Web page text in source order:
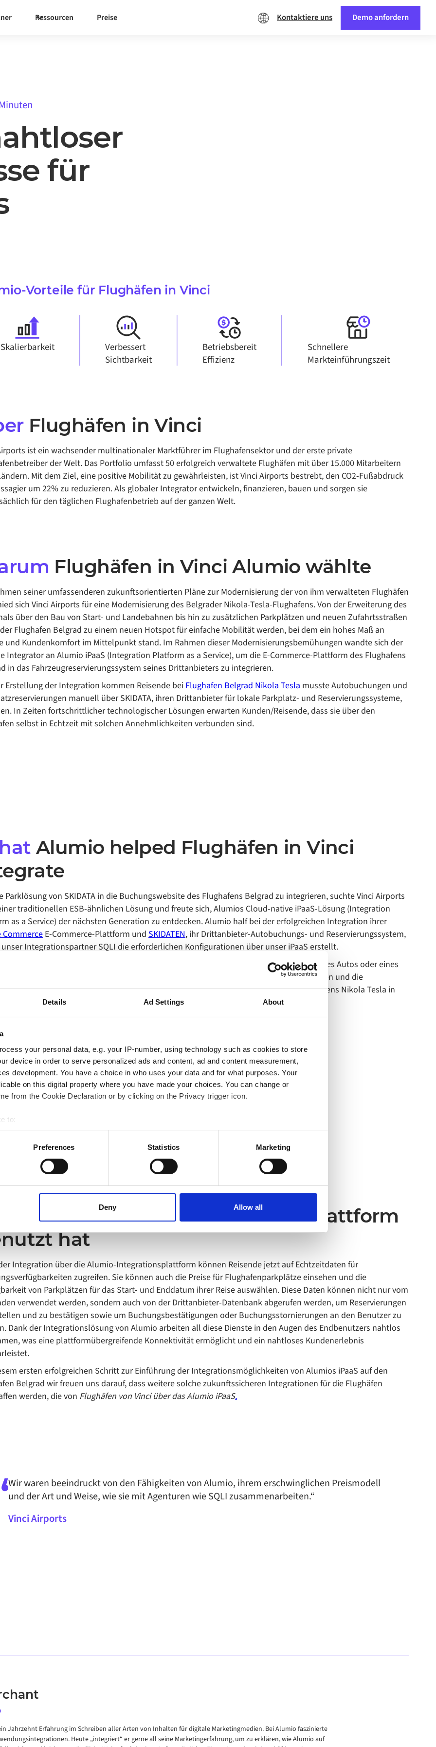
Details Ad Settings About
your personal data, e.g. your IP-number, using technology such as cookies to store
device in order to serve personalized ads and content, ad and content measurement,
development. You have a choice in who uses your data and for what purposes. Your
on this digital property where you have made your choices. You can change or
from the Cookie Declaration or by clicking on the Privacy trigger icon.
to:
your geographical location which can be accurate to within several meters
actively scanning it for specific characteristics (fingerprinting)
personal data is processed and set your preferences in the
changing your browser settings accordingly. This could affect the functioning of the
third-party ad networks for advertising certain Alumio services on the internet
Preferences Statistics Marketing
Deny Allow all
Ressourcen Preise Kontaktiere uns Demo anfordern
für
Vorteile für Flughäfen in Vinci
Skalierbarkeit
Verbessert
Sichtbarkeit
Betriebsbereit
Effizienz
Schnellere
Markteinführungszeit
Flughäfen in Vinci
ist ein wachsender multinationaler Marktführer im Flughafensektor und der erste private
der Welt. Das Portfolio umfasst 50 erfolgreich verwaltete Flughäfen mit über 15.000 Mitarbeitern
Mit dem Ziel, eine positive Mobilität zu gewährleisten, ist Vinci Airports bestrebt, den CO2-Fußabdruck
um 22% zu reduzieren. Als globaler Integrator entwickeln, finanzieren, bauen und sorgen sie
für den täglichen Flughafenbetrieb auf der ganzen Welt.
Flughäfen in VinciAlumio wählte
seiner umfassenderen zukunftsorientierten Pläne zur Modernisierung der von ihm verwalteten Flughäfen
sich Vinci Airports für eine Modernisierung des Belgrader Nikola-Tesla-Flughafens. Von der Erweiterung des
über den Bau von Start- und Landebahnen bis hin zu zusätzlichen Parkplätzen und neuen Zufahrtsstraßen
Flughafen Belgrad zu einem neuen Hotspot für einfache Mobilität werden, bei dem ein hohes Maß an
und Kundenkomfort im Mittelpunkt stand. Im Rahmen dieser Modernisierungsbemühungen wandte sich der
Integrator an Alumio iPaaS (Integration Platform as a Service), um die E-Commerce-Plattform des Flughafens
in das Fahrzeugreservierungssystem seines Drittanbieters zu integrieren.
Erstellung der Integration kommen Reisende beiFlughafen Belgrad Nikola Teslamusste Autobuchungen und
manuell über SKIDATA, ihren Drittanbieter für lokale Parkplatz- und Reservierungssysteme,
In Zeiten fortschrittlicher technologischer Lösungen erwarten Kunden/Reisende, dass sie über den
selbst in Echtzeit mit solchen Annehmlichkeiten verbunden sind.
Alumio helped Flughäfen in Vinci
Parklösung von SKIDATA in die Buchungswebsite des Flughafens Belgrad zu integrieren, suchte Vinci Airports
traditionellen ESB-ähnlichen Lösung und freute sich, Alumios Cloud-native iPaaS-Lösung (Integration
as a Service) der nächsten Generation zu entdecken. Alumio half bei der erfolgreichen Integration ihrer
CommerceE-Commerce-Plattform und SKIDATEN, ihr Drittanbieter-Autobuchungs- und Reservierungssystem,
Integrationspartner SQLI die erforderlichen Konfigurationen über unser iPaaS erstellt.
trug dazu bei, dass Dienstleistungen von Drittanbietern wie die Reservierung eines Autos oder eines
die Beantragung eines VIP-Lounge-Spots, die Reservierung von Überhollane-Plätzen und die
von Gutscheinen nun erfolgreich auf der E-Commerce-Plattform des Flughafens Nikola Tesla in
verfügbar waren.
Flughäfen in Vincidie Alumio-Plattform
hat
Integration über die Alumio-Integrationsplattform können Reisende jetzt auf Echtzeitdaten für
zugreifen. Sie können auch die Preise für Flughafenparkplätze einsehen und die
von Parkplätzen für das Start- und Enddatum ihrer Reise auswählen. Diese Daten können nicht nur vom
verwendet werden, sondern auch von der Drittanbieter-Datenbank abgerufen werden, um Reservierungen
und zu bestätigen sowie um Buchungsbestätigungen oder Buchungsstornierungen an den Benutzer zu
Dank der Integrationslösung von Alumio arbeiten all diese Dienste in den Augen des Endbenutzers nahtlos
was eine plattformübergreifende Konnektivität ermöglicht und ein nahtloses Kundenerlebnis
ersten erfolgreichen Schritt zur Einführung der Integrationsmöglichkeiten von Alumios iPaaS auf den
Belgrad wir freuen uns darauf, dass weitere solche zukunftssicheren Integrationen für die Flughäfen
werden, die von Flughäfen von Vinci über das Alumio iPaaS.
Wir waren beeindruckt von den Fähigkeiten von Alumio, ihrem erschwinglichen Preismodell
und der Art und Weise, wie sie mit Agenturen wie SQLI zusammenarbeiten.“
Vinci Airports
Jahrzehnt Erfahrung im Schreiben aller Arten von Inhalten für digitale Marketingmedien. Bei Alumio faszinierte
Heute „integriert“ er gerne all seine Marketingerfahrung, um zu erklären, wie Alumio auf